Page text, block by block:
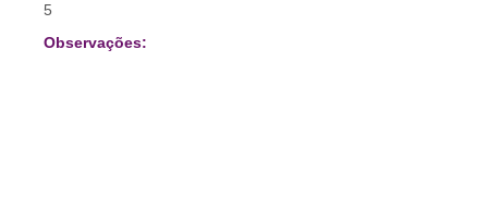
5
Observações: